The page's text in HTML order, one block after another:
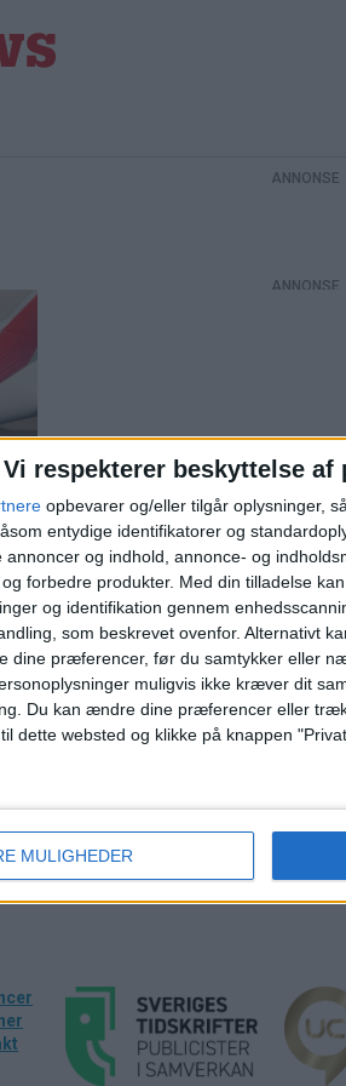
Vi respekterer beskyttelse af
opbevarer og/eller tilgår oplysninger,
entydige identifikatorer og
annoncer og indhold, annonce- og
forbedre produkter. Med din tilladelse
og identifikation gennem
som beskrevet ovenfor. Alternativt
dine præferencer, før du samtykker eller
muligvis ikke kræver dit
Du kan ændre dine præferencer eller
dette websted og klikke på knappen
MULIGHEDER